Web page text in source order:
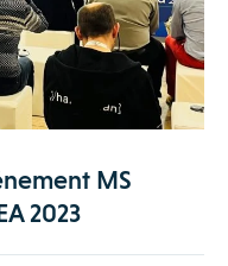
MS
2023